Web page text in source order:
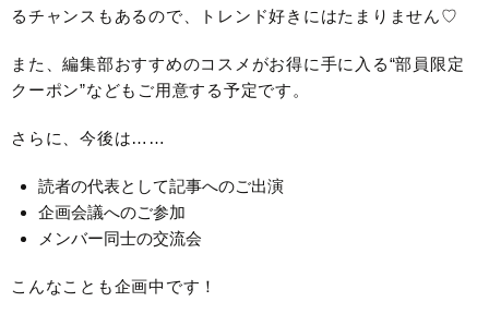
るチャンスもあるので、トレンド好きにはたまりません♡
また、編集部おすすめのコスメがお得に手に入る“部員限定
クーポン”などもご用意する予定です。
さらに、今後は……
読者の代表として記事へのご出演
企画会議へのご参加
メンバー同士の交流会
こんなことも企画中です！